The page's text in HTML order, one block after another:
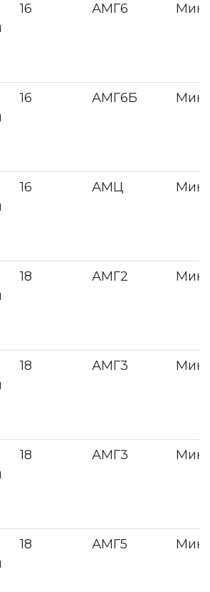
16 АМГ6
16 АМГ6Б
16 АМЦ
18 АМГ2
18 АМГ3
18 АМГ3
18 АМГ5